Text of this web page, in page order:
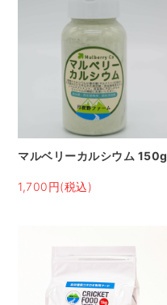
マルベリーカルシウム 150g
1,700円(税込)